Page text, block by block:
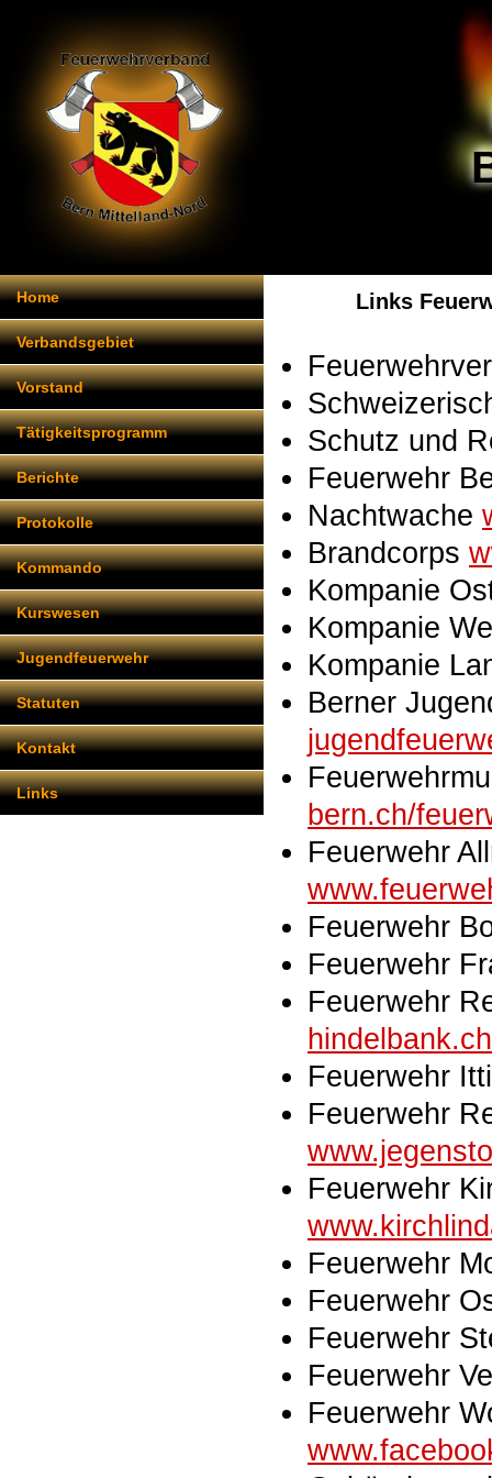
Home
Verbandsgebiet
Vorstand
Tätigkeitsprogramm
Berichte
Protokolle
Kommando
Kurswesen
Jugendfeuerwehr
Statuten
Kontakt
Links
Links
Schutz und
Feuerwehr
Nachtwache
Brandcorps
Kompanie
Kompanie
Kompanie
Berner
bern.ch/
Feuerwehr
Feuerwehr
Feuerwehr
Feuerwehr
hindelbank.ch
Feuerwehr
Feuerwehr
Feuerwehr
Feuerwehr
Feuerwehr
Feuerwehr
Feuerwehr
Feuerwehr